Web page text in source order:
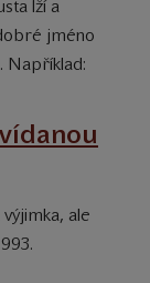
lží a
jméno
Například:
ale